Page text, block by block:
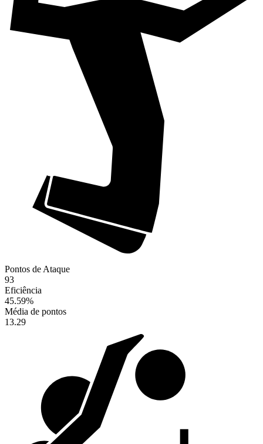
Pontos de Ataque
93
Eficiência
45.59%
Média de pontos
13.29